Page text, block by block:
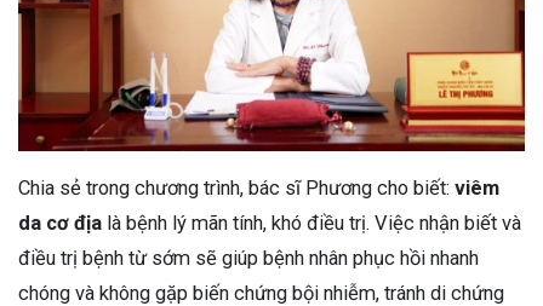
Chia sẻ trong chương trình, bác sĩ Phương cho biết: viêm
da cơ địa là bệnh lý mãn tính, khó điều trị. Việc nhận biết và
điều trị bệnh từ sớm sẽ giúp bệnh nhân phục hồi nhanh
chóng và không gặp biến chứng bội nhiễm, tránh di chứng